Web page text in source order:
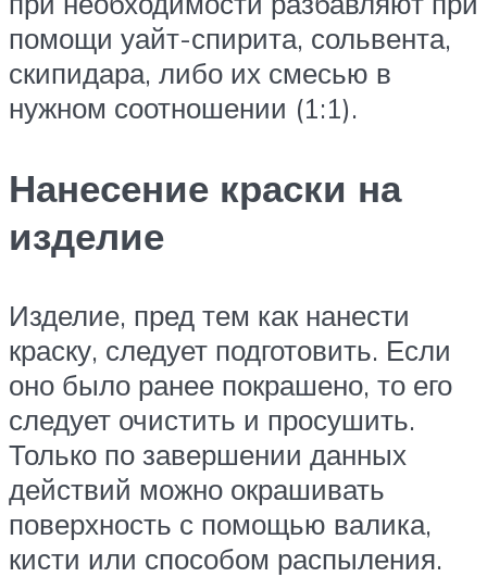
помощи уайт-спирита, сольвента,
скипидара, либо их смесью в
нужном соотношении (1:1).
Нанесение краски на
изделие
Изделие, пред тем как нанести
краску, следует подготовить. Если
оно было ранее покрашено, то его
следует очистить и просушить.
Только по завершении данных
действий можно окрашивать
поверхность с помощью валика,
кисти или способом распыления.